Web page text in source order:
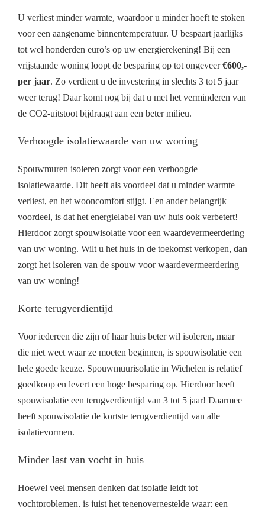
U verliest minder warmte, waardoor u minder hoeft te stoken
voor een aangename binnentemperatuur. U bespaart jaarlijks
tot wel honderden euro’s op uw energierekening! Bij een
vrijstaande woning loopt de besparing op tot ongeveer€600,-
per jaar. Zo verdient u de investering in slechts 3 tot 5 jaar
weer terug! Daar komt nog bij dat u met het verminderen van
de CO2-uitstoot bijdraagt aan een beter milieu.
Verhoogde isolatiewaarde van uw woning
Spouwmuren isoleren zorgt voor een verhoogde
isolatiewaarde. Dit heeft als voordeel dat u minder warmte
verliest, en het wooncomfort stijgt. Een ander belangrijk
voordeel, is dat het energielabel van uw huis ook verbetert!
Hierdoor zorgt spouwisolatie voor een waardevermeerdering
van uw woning. Wilt u het huis in de toekomst verkopen, dan
zorgt het isoleren van de spouw voor waardevermeerdering
van uw woning!
Korte terugverdientijd
Voor iedereen die zijn of haar huis beter wil isoleren, maar
die niet weet waar ze moeten beginnen, is spouwisolatie een
hele goede keuze. Spouwmuurisolatie in Wichelen is relatief
goedkoop en levert een hoge besparing op. Hierdoor heeft
spouwisolatie een terugverdientijd van 3 tot 5 jaar! Daarmee
heeft spouwisolatie de kortste terugverdientijd van alle
isolatievormen.
Minder last van vocht in huis
Hoewel veel mensen denken dat isolatie leidt tot
vochtproblemen, is juist het tegenovergestelde waar: een